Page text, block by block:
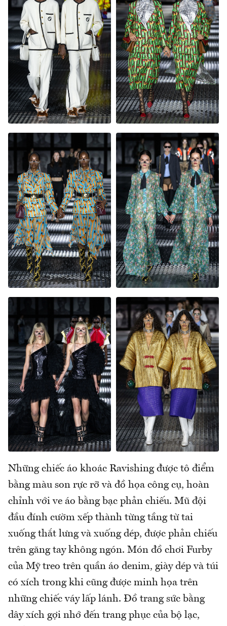
Những chiếc áo khoác Ravishing được tô điểm
bằng màu son rực rỡ và đồ họa công cụ, hoàn
chỉnh với ve áo bằng bạc phản chiếu. Mũ đội
đầu đính cườm xếp thành từng tầng từ tai
xuống thắt lưng và xuống dép, được phản chiếu
trên găng tay không ngón. Món đồ chơi Furby
của Mỹ treo trên quần áo denim, giày dép và túi
có xích trong khi cũng được minh họa trên
những chiếc váy lấp lánh. Đồ trang sức bằng
dây xích gợi nhớ đến trang phục của bộ lạc,